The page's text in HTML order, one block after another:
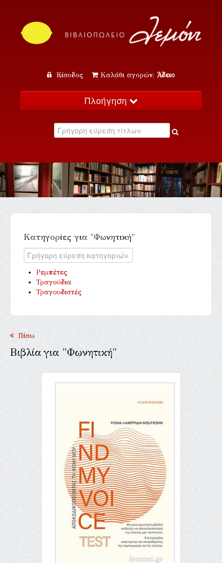
Είσοδος Καλάθι αγορών: Άδειο
Πλοήγηση
Κατάλογος
Εκδηλώσεις
Επικοινωνία
Κατηγορίες για "Φωνητική"
Ρεμπέτες
Τραγούδια
Τραγουδιστές
Πίσω
Βιβλία για "Φωνητική"